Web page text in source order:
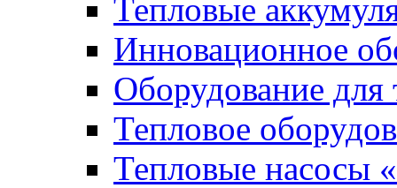
Тепловые
Инновационное
Оборудование для
Тепловое
Тепловые насосы